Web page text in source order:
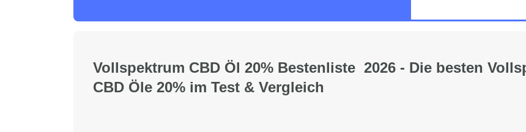
Vollspektrum CBD Öl 20% Bestenliste 2026 - Die besten
CBD Öle 20% im Test & Vergleich